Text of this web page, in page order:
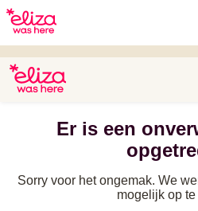
Er is een
Sorry voor het ongemak. We
mogelijk op